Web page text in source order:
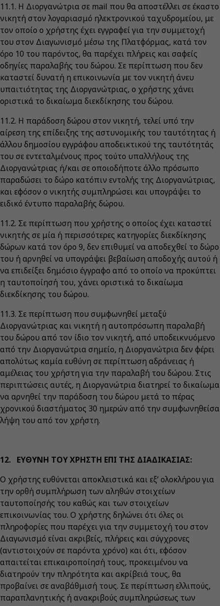
11.1. Η Διοργανώτρια σε mail που θα αποστέλλει σε έκαστο
νικητή στον λογαριασμό ηλεκτρονικού ταχυδρομείου, με
τον οποίο ο χρήστης έχει εγγραφεί για την συμμετοχή
του στον Διαγωνισμό μέσω της Πλατφόρμας, κατά τον
όρο 10 του παρόντος, θα παρέχει πλήρεις και σαφείς
οδηγίες παραλαβής του δώρου. Σε περίπτωση που δεν
καταστεί δυνατή η επικοινωνία με τον νικητή άνευ
υπαιτιότητας της Διοργανώτριας, ο χρήστης χάνει
οριστικά το δικαίωμα διεκδίκησης του δώρου.
11.2. Η παράδοση δώρου στον νικητή, τελεί υπό την
αίρεση της επίδειξης της αστυνομικής του ταυτότητας ή
άλλου δημοσίου εγγράφου αποδεικτικού της ταυτότητάς
του σε εντεταλμένους προς τούτο υπαλλήλους της
Διοργανώτριας ή/και σε οποιοδήποτε άλλο πρόσωπο
παραδώσει το δώρο κατόπιν εντολής της Διοργανώτριας,
και εφόσον ο νικητής συμπληρώσει και υπογράψει το
ειδικό έντυπο παραλαβής δώρου.
11.2. Σε περίπτωση που χρήστης ο οποίος έχει καταστεί
νικητής σε μία ή περισσότερες κατηγορίες διεκδίκησης
δώρων κατά τον όρο 9, δεν επιθυμεί να αποδεχθεί το δώρο
του ή αρνηθεί να υπογράψει βεβαίωση αποδοχής αυτού ή
να επιδείξει δημόσιο έγγραφο από το οποίο να προκύπτει
η ταυτοποίησή του, χάνει οριστικά το δικαίωμα
διεκδίκησης του δώρου.
11.3. Σε περίπτωση που συμφωνηθεί μεταξύ
Διοργανώτριας και νικητή η αυτοπρόσωπη παραλαβή
του δώρου από τον ίδιο τον νικητή, από υποδεικνυόμενο
από την Διοργανώτρια σημείο, η Διοργανώτρια δεν φέρει
απολύτως καμία ευθύνη σε περίπτωση αδράνειας ή
αμέλειας του χρήστη για την παραλαβή του δώρου. Στις
περιπτώσεις αυτές, η Διοργανώτρια διατηρεί το δικαίωμα
να αρνηθεί την παράδοση του δώρου μετά το πέρας
χρονικού διαστήματος 30 ημερών από την συμφωνηθείσα
λήψη του από τον χρήστη.
12. ΕΥΘΥΝΗ ΤΟΥ ΧΡΗΣΤΗ ΕΠΙ ΤΗΣ ΔΙΑΔΙΚΑΣΙΑΣ:
Ο χρήστης ευθύνεται αποκλειστικά και εξ’ ολοκλήρου για
την ορθή συμπλήρωση των αληθών στοιχείων
ταυτοποίησής του καθώς και των στοιχείων
επικοινωνίας του. Ο χρήστης δηλώνει ότι όλες οι
πληροφορίες που παρέχει για την συμμετοχή του στον
Διαγωνισμό είναι ακριβείς, πλήρεις και σύγχρονες
(αντιστοιχούν σε παρόντα χρόνο) και ότι, εφόσον
απαιτείται επικαιροποίησή τους, προκειμένου να
διατηρούν την πληρότητα και ακρίβειά τους, θα
προβαίνει σε αναβάθμισή τους. Σε περίπτωση ελλιπούς,
παραπλανητικής ή ανακριβούς συμπληρώσεως των